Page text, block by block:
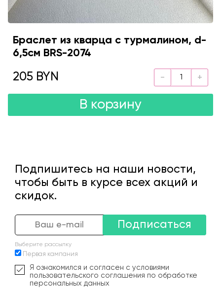
Браслет из кварца с турмалином, d-
6,5см BRS-2074
205 BYN
В корзину
Подпишитесь на наши новости,
чтобы быть в курсе всех акций и
скидок.
Подписаться
Выберите рассылку
Первая кампания
Я ознакомился и согласен с условиями
пользовательского соглашения по обработке
персональных данных